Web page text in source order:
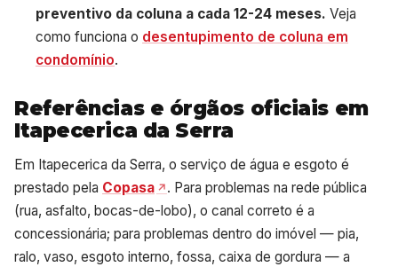
preventivo da coluna a cada 12-24 meses. Veja
como funciona o desentupimento de coluna em
condomínio.
Referências e órgãos oficiais em
Itapecerica da Serra
Em Itapecerica da Serra, o serviço de água e esgoto é
prestado pela Copasa
. Para problemas na rede pública
(rua, asfalto, bocas-de-lobo), o canal correto é a
concessionária; para problemas dentro do imóvel — pia,
ralo, vaso, esgoto interno, fossa, caixa de gordura — a